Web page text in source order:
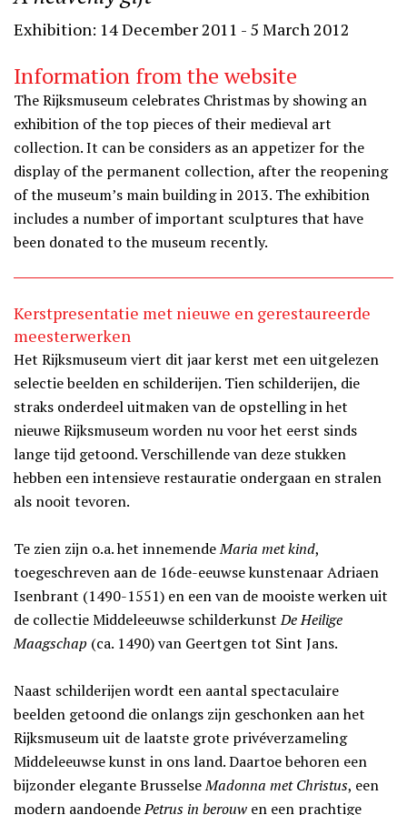
Exhibition: 14 December 2011 - 5 March 2012
Information from the website
The Rijksmuseum celebrates Christmas by showing an
exhibition of the top pieces of their medieval art
collection. It can be considers as an appetizer for the
display of the permanent collection, after the reopening
of the museum’s main building in 2013. The exhibition
includes a number of important sculptures that have
been donated to the museum recently.
Kerstpresentatie met nieuwe en gerestaureerde
meesterwerken
Het Rijksmuseum viert dit jaar kerst met een uitgelezen
selectie beelden en schilderijen. Tien schilderijen, die
straks onderdeel uitmaken van de opstelling in het
nieuwe Rijksmuseum worden nu voor het eerst sinds
lange tijd getoond. Verschillende van deze stukken
hebben een intensieve restauratie ondergaan en stralen
als nooit tevoren.
Te zien zijn o.a. het innemendeMaria met kind,
toegeschreven aan de 16de-eeuwse kunstenaar Adriaen
Isenbrant (1490-1551) en een van de mooiste werken uit
de collectie Middeleeuwse schilderkunstDe Heilige
Maagschap (ca. 1490) van Geertgen tot Sint Jans.
Naast schilderijen wordt een aantal spectaculaire
beelden getoond die onlangs zijn geschonken aan het
Rijksmuseum uit de laatste grote privéverzameling
Middeleeuwse kunst in ons land. Daartoe behoren een
bijzonder elegante BrusselseMadonna met Christus, een
modern aandoendePetrus in berouw en een prachtige